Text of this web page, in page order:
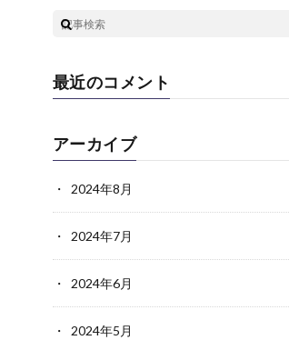
最近のコメント
アーカイブ
2024年8月
2024年7月
2024年6月
2024年5月